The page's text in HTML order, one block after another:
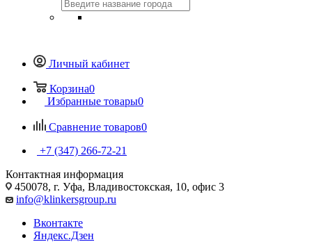
Личный кабинет
Корзина0
Избранные товары0
Сравнение товаров0
+7 (347) 266-72-21
Контактная информация
450078, г. Уфа, Владивостокская, 10, офис 3
info@klinkersgroup.ru
Вконтакте
Яндекс.Дзен